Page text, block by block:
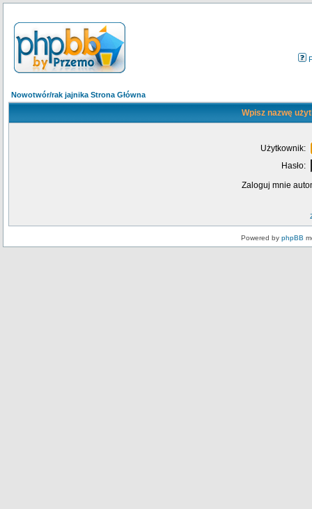
Nowotwór/rak jajnika Strona Główna
Wpisz nazwę
Użytkownik:
Hasło:
Zaloguj mnie
Powered by phpBB